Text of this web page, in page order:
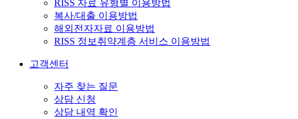
RISS 자료 유형별 이용방법
복사/대출 이용방법
해외전자자료 이용방법
RISS 정보취약계층 서비스 이용방법
고객센터
자주 찾는 질문
상담 신청
상담 내역 확인